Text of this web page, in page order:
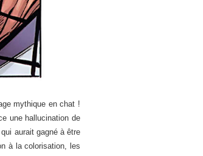
mythique en chat !
une hallucination de
aurait gagné à être
à la colorisation, les